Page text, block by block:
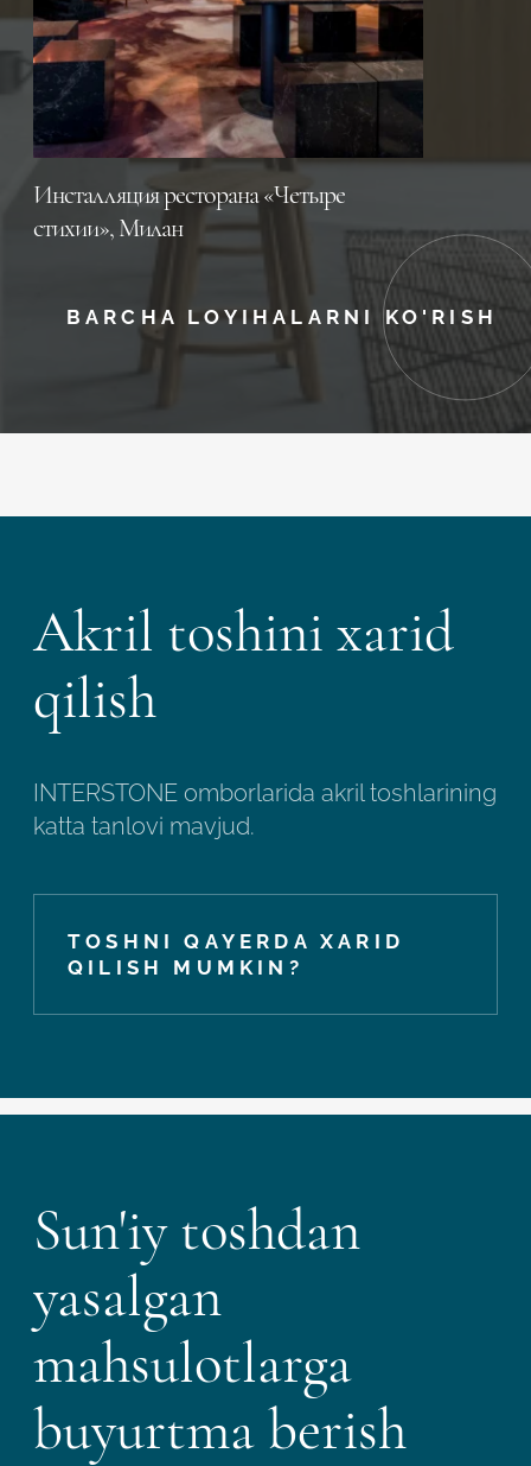
Инсталляция ресторана «Четыре
стихии», Милан
BARCHA LOYIHALARNI KO'RISH
Akril toshini xarid
qilish
INTERSTONE omborlarida akril toshlarining
katta tanlovi mavjud.
TOSHNI QAYERDA XARID
QILISH MUMKIN?
Sun'iy toshdan
yasalgan
mahsulotlarga
buyurtma berish